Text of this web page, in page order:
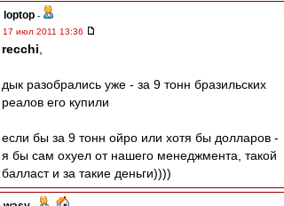
loptop -
17 июл 2011 13:36
recchi
дык разобрались уже - за 9 тонн бразильских
реалов его купили
если бы за 9 тонн ойро или хотя бы долларов -
я бы сам охуел от нашего менеджмента, такой
балласт и за такие деньги))))